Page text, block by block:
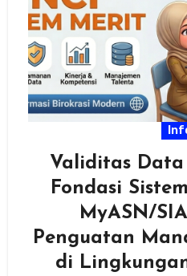
Validitas
Fondasi
MyASN/
Penguatan
di